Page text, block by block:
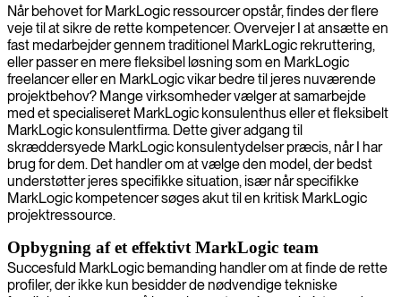
Når behovet for MarkLogic ressourcer opstår, findes der flere
veje til at sikre de rette kompetencer. Overvejer I at ansætte en
fast medarbejder gennem traditionel MarkLogic rekruttering,
eller passer en mere fleksibel løsning som en MarkLogic
freelancer eller en MarkLogic vikar bedre til jeres nuværende
projektbehov? Mange virksomheder vælger at samarbejde
med et specialiseret MarkLogic konsulenthus eller et fleksibelt
MarkLogic konsulentfirma. Dette giver adgang til
skræddersyede MarkLogic konsulentydelser præcis, når I har
brug for dem. Det handler om at vælge den model, der bedst
understøtter jeres specifikke situation, især når specifikke
MarkLogic kompetencer søges akut til en kritisk MarkLogic
projektressource.
Opbygning af et effektivt MarkLogic team
Succesfuld MarkLogic bemanding handler om at finde de rette
profiler, der ikke kun besidder de nødvendige tekniske